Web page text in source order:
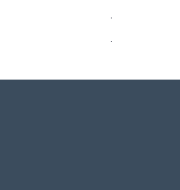
.
.